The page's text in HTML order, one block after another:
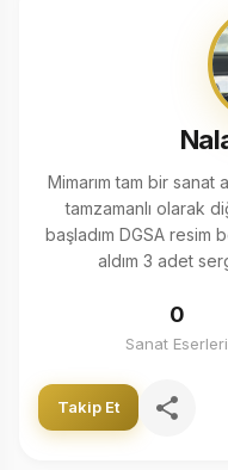
Mimarım tam bir sanat
tamzamanlı olarak
başladım DGSA resim
aldım 3 adet
0
Sanat Eserleri
Takip Et